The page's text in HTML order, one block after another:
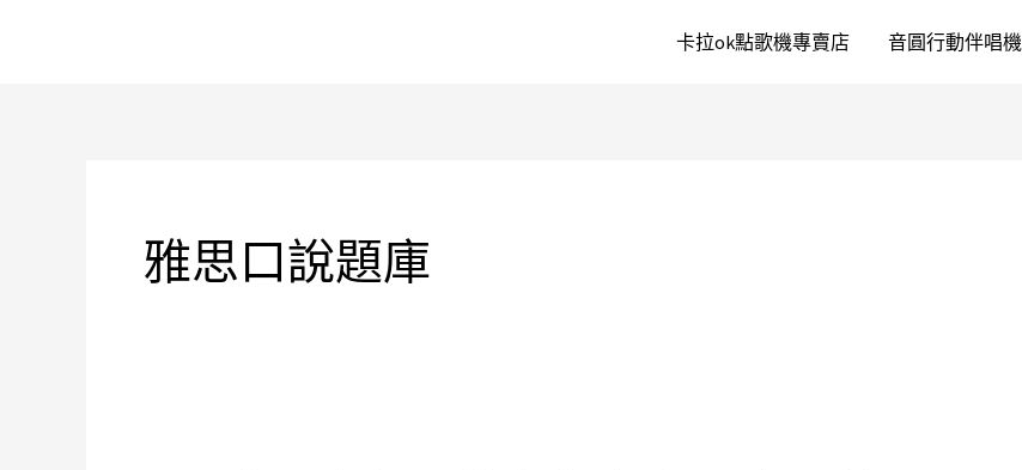
卡拉ok點歌機專賣店 音圓行動伴唱機
雅思口說題庫